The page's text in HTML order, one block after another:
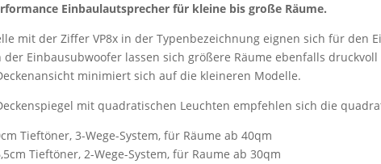
Einbaulautsprecher für kleine bis große Räume.
mit der Ziffer VP8x in der Typenbezeichnung eignen sich für den
der Einbausubwoofer lassen sich größere Räume ebenfalls
minimiert sich auf die kleineren Modelle.
mit quadratischen Leuchten empfehlen sich die
Tieftöner, 3-Wege-System, für Räume ab 40qm
Tieftöner, 2-Wege-System, für Raume ab 30qm